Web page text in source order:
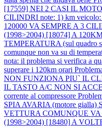
[17559] NEI 2 CASI IL
CILINDRI note: 1) km veicolo:
120000 VA SEMPRE A 3
(1998>2004) [18074] A
TEMPERATURA (sul quadro
comunque non va su di
nota: il problema si verifica a
superare i 120km orari
NON FUNZIONA PIU` IL
IL TASTO A/C NON SI
corrente al compressore
SPIA AVARIA (motore gialla)
VETTURA COMUNQUE VA
(1998>2004) [18480] A